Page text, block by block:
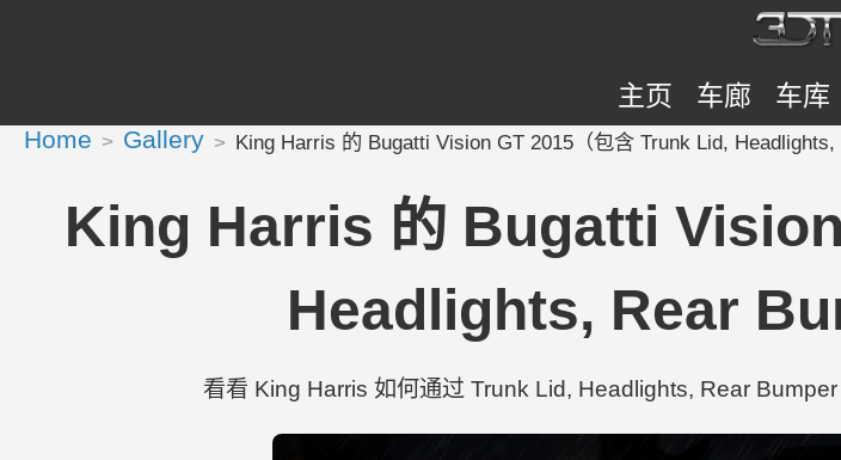
主页 车廊 车库
Home Gallery King Harris 的 Bugatti Vision GT 2015（包含 Trunk Lid,
King Harris 的 Bugatti
Headlights, Rear
看看 King Harris 如何通过 Trunk Lid, Headlights, Rear